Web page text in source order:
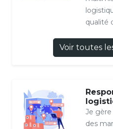
qualité
Voir toutes
Je
des